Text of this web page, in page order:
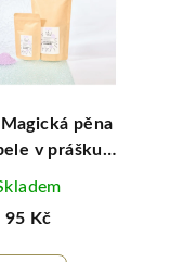
pěna
v prášku –
95 Kč